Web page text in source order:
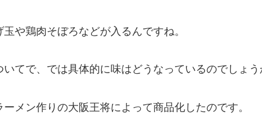
や鶏肉そぼろなどが入るんですね。
いてで、では具体的に味はどうなっているのでしょう
ーメン作りの大阪王将によって商品化したのです。